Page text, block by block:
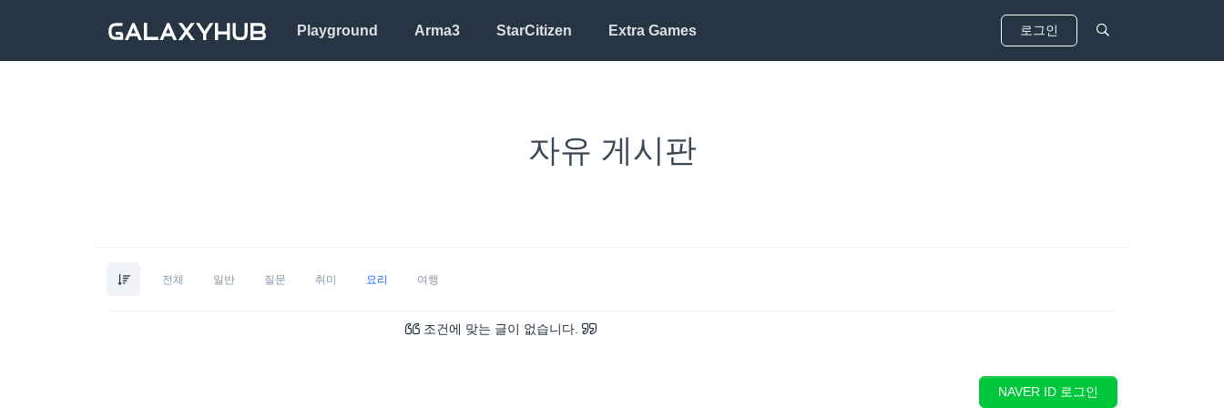
Playground Arma3 StarCitizen Extra Games 로그인
Alex Michael자유 게시판
전체 일반 질문 취미 요리 여행
조건에 맞는 글이 없습니다.
NAVER ID 로그인